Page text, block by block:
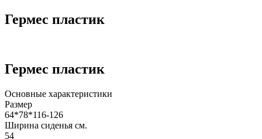
Гермес пластик
Гермес пластик
Основные характеристики
Размер
64*78*116-126
Ширина сиденья см.
54